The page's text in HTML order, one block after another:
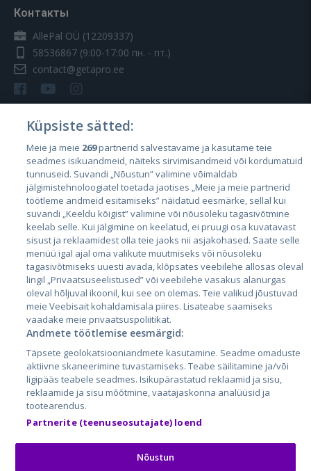
Контакты
AllePal OÜ (12209337)
58536867 (9:00-17:00 пн. - пт.)
contact@getapro.ee
Страны
Эстония
Латвия
Литва
City24.lv
City24.ee
GetaPro.lv
GetaPro.ee
Autoplius.lt
Aruodas.lt
CVbankas.lt
Kainos.lt
Paslaugos.lt
auto24.ee
Osta.ee
KuldneBörs.ee
Küpsiste sätted:
Meie ja meie 269partnerid salvestavame ja kasutame teie
seadmes isikuandmeid, näiteks sirvimisandmeid või kordumatuid
tunnuseid. Suvandi „Nõustun” valimine võimaldab
jälgimistehnoloogiatel toetada jaotises „Meie ja meie partnerid
töötleme andmeid esitamiseks” näidatud eesmärke, sellal kui
suvandi „Keeldu kõigist” valimine või nõusoleku tagasivõtmine
keelab selle. Kui jälgimine on keelatud, ei pruugi osa kuvatavast
sisust ja reklaamidest olla teie jaoks nii asjakohased. Saate selle
menüü igal ajal oma valikute muutmiseks või nõusoleku
tagasivõtmiseks uuesti avada, klõpsates veebilehe allosas oleval
lingil „Privaatsuseelistused” või veebilehe vasakus alanurgas
oleval hõljuval ikoonil, kui see on olemas. Teie valikud jõustuvad
meie Veebisait kohaldamisala piires. Lisateabe saamiseks
vaadake meie privaatsuspoliitikat.
Andmete töötlemise eesmärgid:
Täpsete geolokatsiooniandmete kasutamine. Seadme omaduste
aktiivne skaneerimine tuvastamiseks. Teabe säilitamine ja/või
ligipääs teabele seadmes. Isikupärastatud reklaamid ja sisu,
reklaamide ja sisu mõõtmine, vaatajaskonna analüüsid ja
tootearendus.
Partnerite (teenuseosutajate) loend
Nõustun